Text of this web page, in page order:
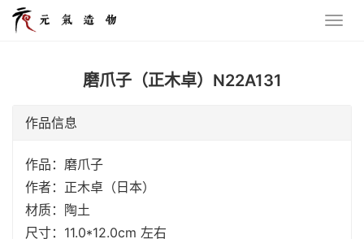
磨爪子（正木卓）N22A131
作品信息
作品：磨爪子
作者：正木卓（日本）
材质：陶土
尺寸：11.0*12.0cm 左右